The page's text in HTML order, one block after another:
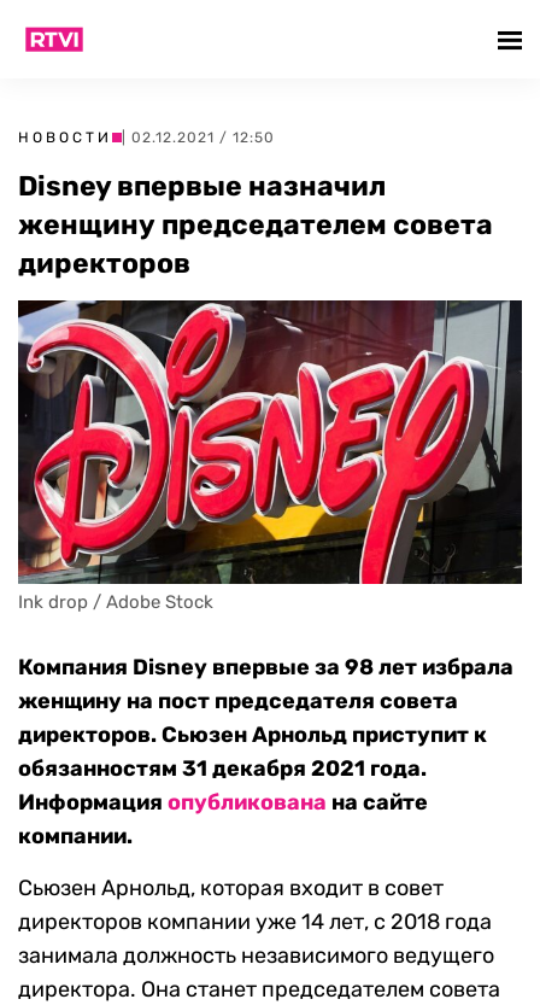
НОВОСТИ | 02.12.2021 / 12:50
Disney впервые назначил
женщину председателем совета
директоров
Ink drop / Adobe Stock
Компания Disney впервые за 98 лет избрала
женщину на пост председателя совета
директоров. Сьюзен Арнольд приступит к
обязанностям 31 декабря 2021 года.
Информация опубликована на сайте
компании.
Сьюзен Арнольд, которая входит в совет
директоров компании уже 14 лет, с 2018 года
занимала должность независимого ведущего
директора. Она станет председателем совета